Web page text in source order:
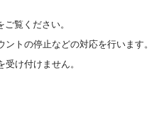
ご覧ください。
トの停止などの対応を行います。
け付けません。